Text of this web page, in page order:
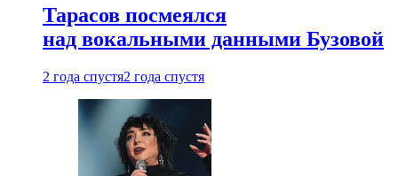
Тарасов посмеялся
над вокальными данными Бузовой
2 года спустя2 года спустя